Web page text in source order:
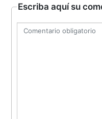
Escriba aquí su